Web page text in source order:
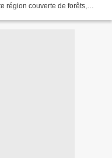
région couverte de forêts,